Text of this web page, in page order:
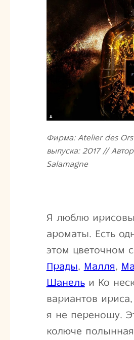
Фирма: Atelier des
выпуска: 2017 //
Salamagne
Я люблю
ароматы. Есть
этом цветочном
Прады, Малля,
Шанельи Ко
вариантов
я не переношу.
колюче полынная